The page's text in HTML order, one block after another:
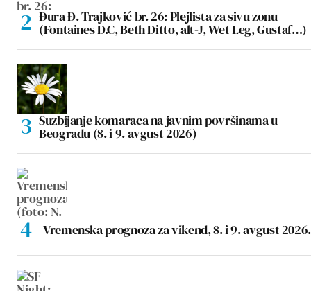
Đura Đ. Trajković br. 26: Plejlista za sivu zonu
(Fontaines D.C, Beth Ditto, alt-J, Wet Leg, Gustaf…)
Suzbijanje komaraca na javnim površinama u
Beogradu (8. i 9. avgust 2026)
Vremenska prognoza za vikend, 8. i 9. avgust 2026.